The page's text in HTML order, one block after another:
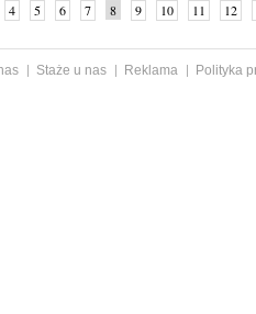
4 5 6 7 8 9 10 11 12
Staże u nas Reklama
Polityka